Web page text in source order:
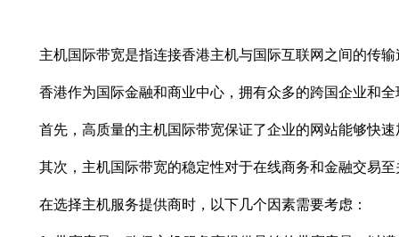
主机国际带宽是指连接香港主机与国际互联网之间的传
香港作为国际金融和商业中心，拥有众多的跨国企业和
首先，高质量的主机国际带宽保证了企业的网站能够快
其次，主机国际带宽的稳定性对于在线商务和金融交易
在选择主机服务提供商时，以下几个因素需要考虑：